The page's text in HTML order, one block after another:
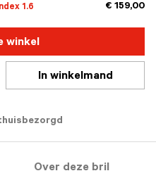
1.6 € 159,00
winkel
In winkelmand
Over deze bril